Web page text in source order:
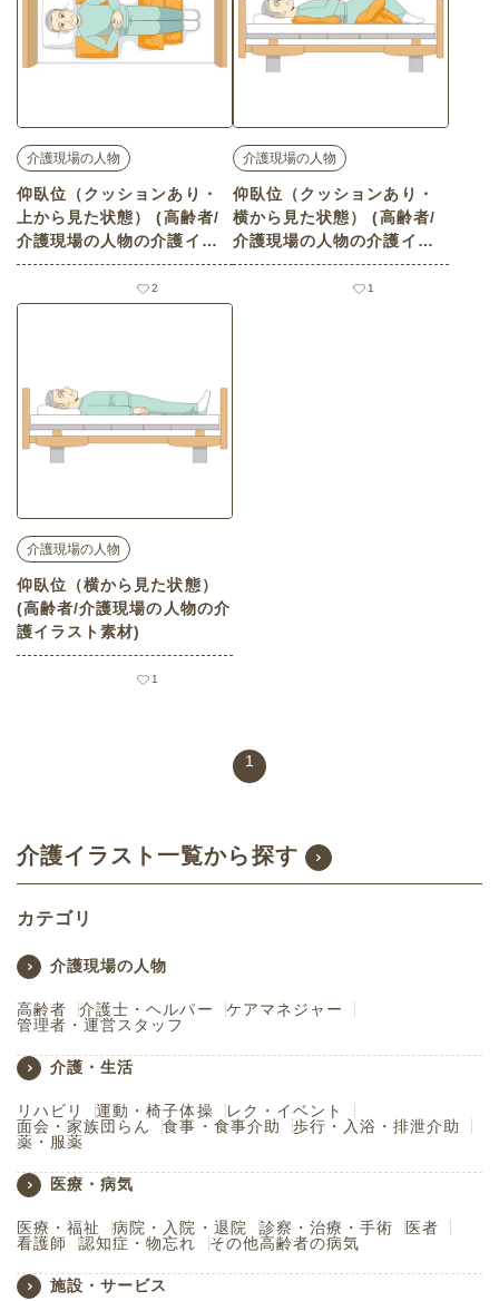
介護現場の人物
仰臥位（クッションあり・
上から見た状態） (高齢者/
介護現場の人物の介護イラ
スト素材)
2
介護現場の人物
仰臥位（クッションあり・
横から見た状態） (高齢者/
介護現場の人物の介護イラ
スト素材)
1
介護現場の人物
仰臥位（横から見た状態）
(高齢者/介護現場の人物の介
護イラスト素材)
1
1
介護イラスト一覧から探す
カテゴリ
介護現場の人物
高齢者 介護士・ヘルパー
ケアマネジャー
管理者・運営スタッフ
介護・生活
リハビリ 運動・椅子体操
レク・イベント
面会・家族団らん
食事・食事介助
歩行・入浴・排泄介助
薬・服薬
医療・病気
医療・福祉 病院・入院・退院 診察・治療・手術
医者
看護師
認知症・物忘れ その他高齢者の病気
施設・サービス